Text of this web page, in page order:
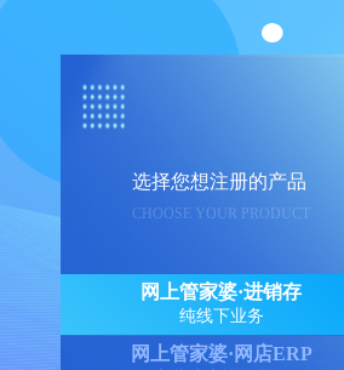
选择您想注册的产品
CHOOSE YOUR PRODUCT
网上管家婆·进销存
纯线下业务
网上管家婆·网店ERP